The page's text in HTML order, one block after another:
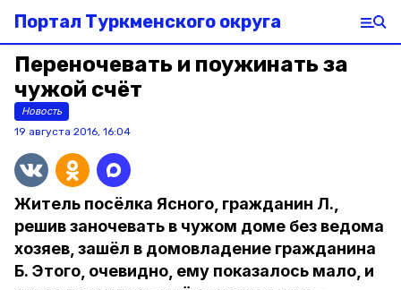
Портал Туркменского округа
Переночевать и поужинать за
чужой счёт
Новость
19 августа 2016, 16:04
Житель посёлка Ясного, гражданин Л.,
решив заночевать в чужом доме без ведома
хозяев, зашёл в домовладение гражданина
Б. Этого, очевидно, ему показалось мало, и